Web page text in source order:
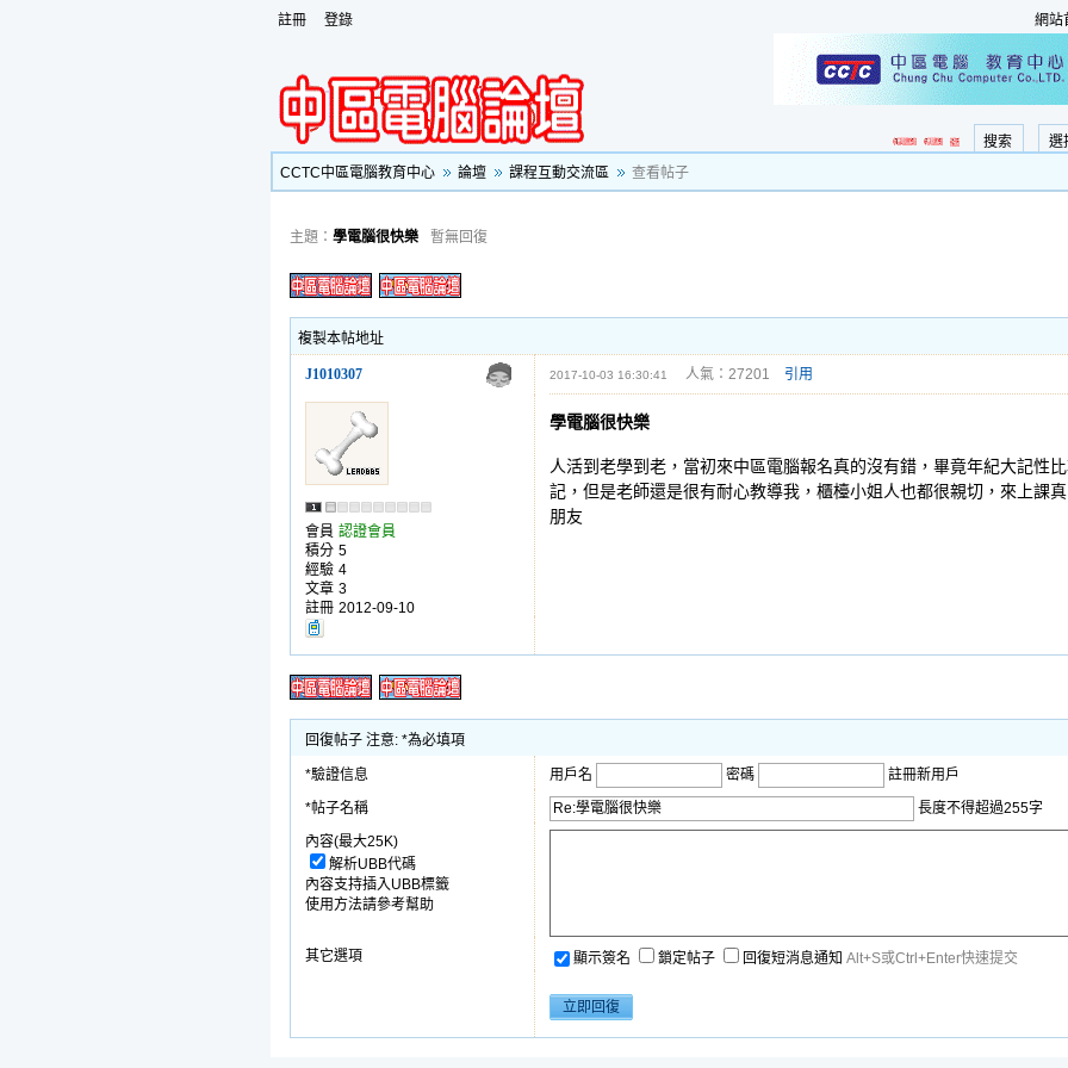
註冊 登錄 網站
選
搜索
CCTC中區電腦教育中心
論壇 課程互動交流區 查看帖子
主題： 學電腦很快樂 暫無回復
複製本帖地址
J1010307 2017-10-03 16:30:41 人氣：27201 引用
會員 認證會員
積分 5
經驗 4
文章 3
註冊 2012-09-10
學電腦很快樂
人活到老學到老，當初來中區電腦報名真的沒有錯，畢竟年紀大記性
記，但是老師還是很有耐心教導我，櫃檯小姐人也都很親切，來上課
朋友
回復帖子 注意: *為必填項
*驗證信息 用戶名 密碼
註冊新用戶
*帖子名稱
長度不得超過255字
內容(最大25K)
解析UBB代碼
內容支持插入UBB標籤
使用方法請參考幫助
其它選項 顯示簽名 鎖定帖子 回復短消息通知 Alt+S或Ctrl+Enter快速提交